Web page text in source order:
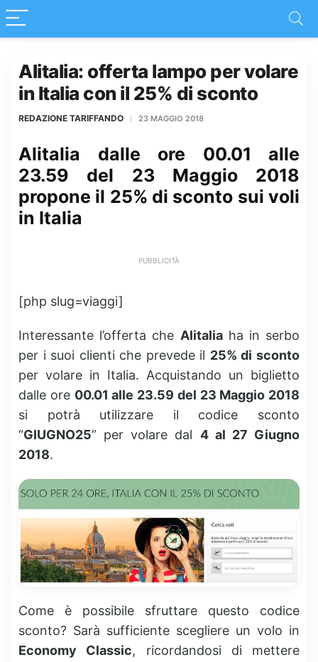
Alitalia: offerta lampo per volare
in Italia con il 25% di sconto
REDAZIONE TARIFFANDO 23 MAGGIO 2018
Alitalia dalle ore 00.01 alle
23.59 del 23 Maggio 2018
propone il 25% di sconto sui voli
in Italia
PUBBLICITÀ
[php slug=viaggi]
Interessante l’offerta che Alitaliaha in serbo
per i suoi clienti che prevede il 25% di sconto
per volare in Italia. Acquistando un biglietto
dalle ore 00.01 alle 23.59 del 23 Maggio 2018
si potrà utilizzare il codice sconto
“GIUGNO25” per volare dal 4 al 27 Giugno
2018.
Come è possibile sfruttare questo codice
sconto? Sarà sufficiente scegliere un volo in
Economy Classic, ricordandosi di mettere